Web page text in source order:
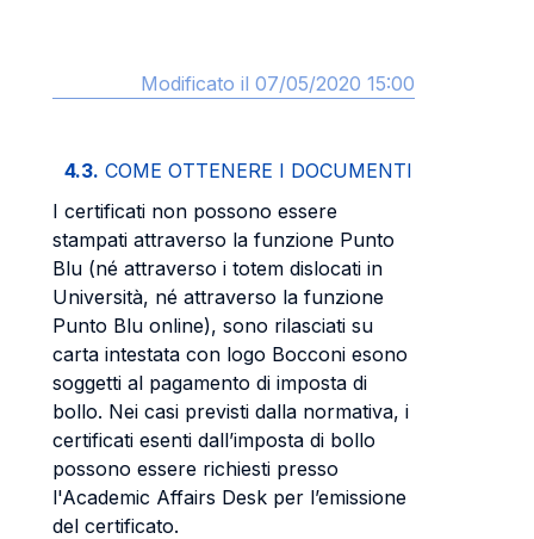
Modificato il 07/05/2020 15:00
4.3. COME OTTENERE I DOCUMENTI
I certificati non possono essere
stampati attraverso la funzione Punto
Blu (né attraverso i totem dislocati in
Università, né attraverso la funzione
Punto Blu online), sono rilasciati su
carta intestata con logo Bocconi esono
soggetti al pagamento di imposta di
bollo. Nei casi previsti dalla normativa, i
certificati esenti dall’imposta di bollo
possono essere richiesti presso
l'Academic Affairs Desk per l’emissione
del certificato.